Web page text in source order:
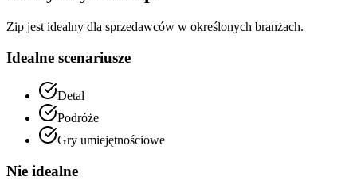
Zip jest idealny dla sprzedawców w określonych branżach.
Idealne scenariusze
Detal
Podróże
Gry umiejętnościowe
Nie idealne